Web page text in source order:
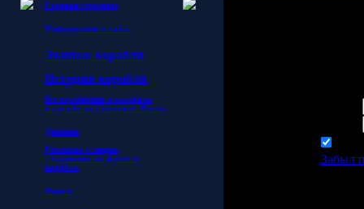
Главная страница
Информация о сайте
Экипаж корабля
История корабля
Воспоминания и рассказы
о службе на Северном Флоте.
Дневник
Рассказы о людях,
служивших на флоте и
корабле.
Форум
Забыл